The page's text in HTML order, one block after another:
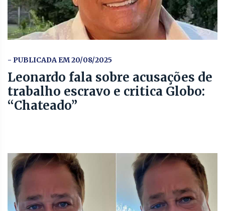
- PUBLICADA EM 20/08/2025
Leonardo fala sobre acusações de
trabalho escravo e critica Globo:
“Chateado”